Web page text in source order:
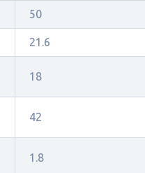
50
21.6
18
42
1.8